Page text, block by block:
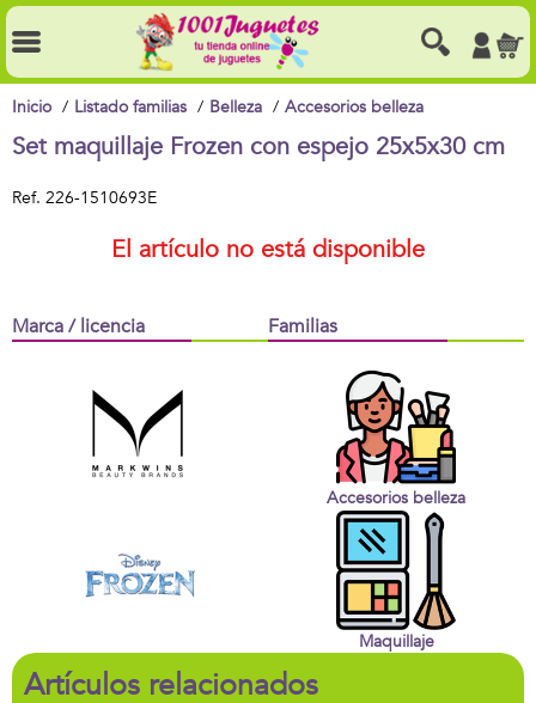
Inicio Listado familias Belleza Accesorios belleza
Set maquillaje Frozen con espejo 25x5x30 cm
Ref. 226-1510693E
El artículo no está disponible
Marca / licencia Familias
Accesorios belleza
Maquillaje
Artículos relacionados